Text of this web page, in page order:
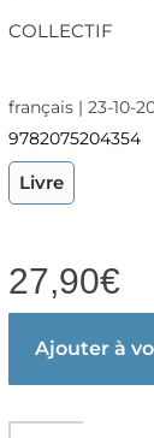
COLLECTIF
français | 23-10-
9782075204354
Livre
27,90€
Ajouter à